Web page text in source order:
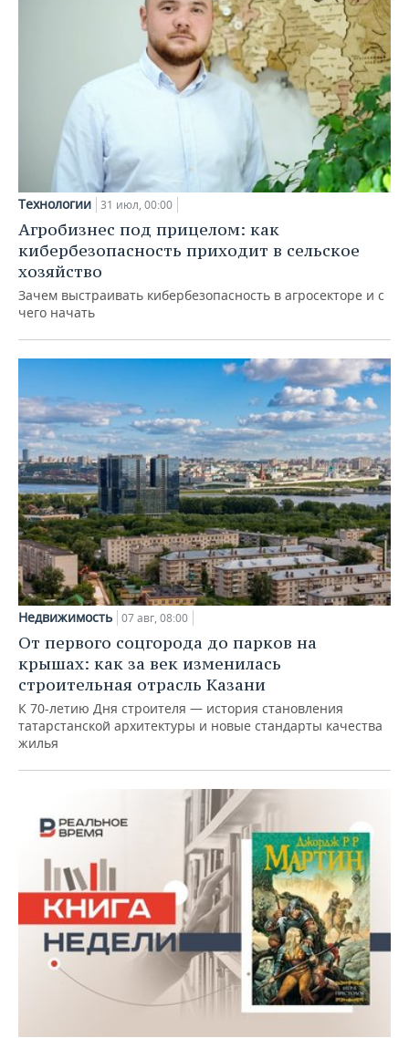
Технологии 31 июл, 00:00
Агробизнес под прицелом: как
кибербезопасность приходит в сельское
хозяйство
Зачем выстраивать кибербезопасность в агросекторе и с
чего начать
Недвижимость 07 авг, 08:00
От первого соцгорода до парков на
крышах: как за век изменилась
строительная отрасль Казани
К 70-летию Дня строителя — история становления
татарстанской архитектуры и новые стандарты качества
жилья